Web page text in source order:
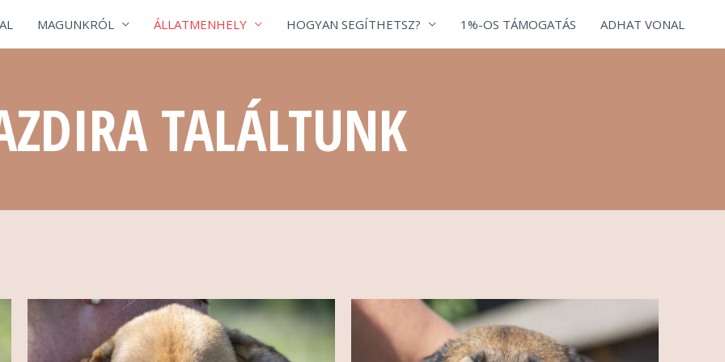
MAGUNKRÓL ÁLLATMENHELY HOGYAN SEGÍTHETSZ? 1%-OS TÁMOGATÁS ADHAT VONAL
TALÁLTUNK